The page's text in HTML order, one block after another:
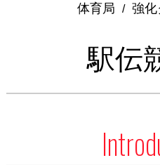
体育局 / 強化
駅伝